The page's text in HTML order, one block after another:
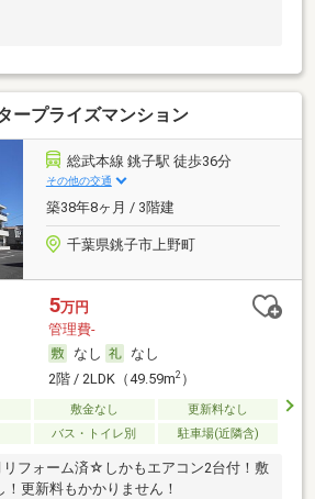
ープライズマンション
総武本線 銚子駅 徒歩36分
その他の交通
築38年8ヶ月 / 3階建
千葉県銚子市上野町
5万円
管理費-
なし
なし
2階 / 2LDK（49.59m2）
敷金なし
更新料なし
バス・トイレ別 駐車場(近隣含)
フォーム済☆しかもエアコン2台付！敷
！更新料もかかりません！